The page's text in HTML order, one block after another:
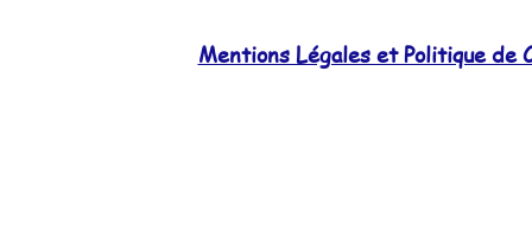
Mentions Légales et Politique de